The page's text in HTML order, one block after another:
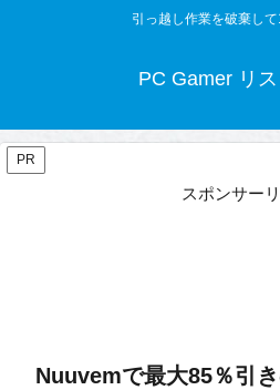
引っ越し作業を破棄し
PC Gamer リ
PR
スポンサー
Nuuvemで最大85％引